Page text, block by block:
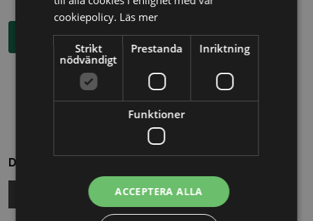
Boka rådgivning
Dela
cookiepolicy. Läs mer
Strikt
nödvändigt
Prestanda Inriktning
Funktioner
ACCEPTERA ALLA